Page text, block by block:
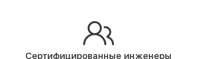
Сертифицированные инженеры